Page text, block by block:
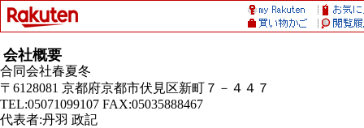
会社概要
合同会社春夏冬
〒6128081 京都府京都市伏見区新町７－４４７
TEL:05071099107 FAX:05035888467
代表者:丹羽 政記